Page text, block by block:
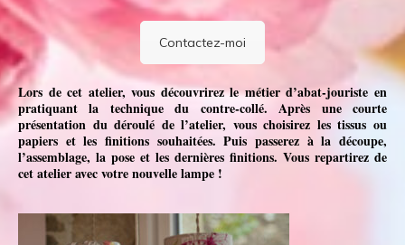
Contactez-moi
Lors de cet atelier, vous découvrirez le métier d’abat-jouriste en
pratiquant la technique du contre-collé. Après une courte
présentation du déroulé de l’atelier, vous choisirez les tissus ou
papiers et les finitions souhaitées. Puis passerez à la découpe,
l’assemblage, la pose et les dernières finitions. Vous repartirez de
cet atelier avec votre nouvelle lampe !